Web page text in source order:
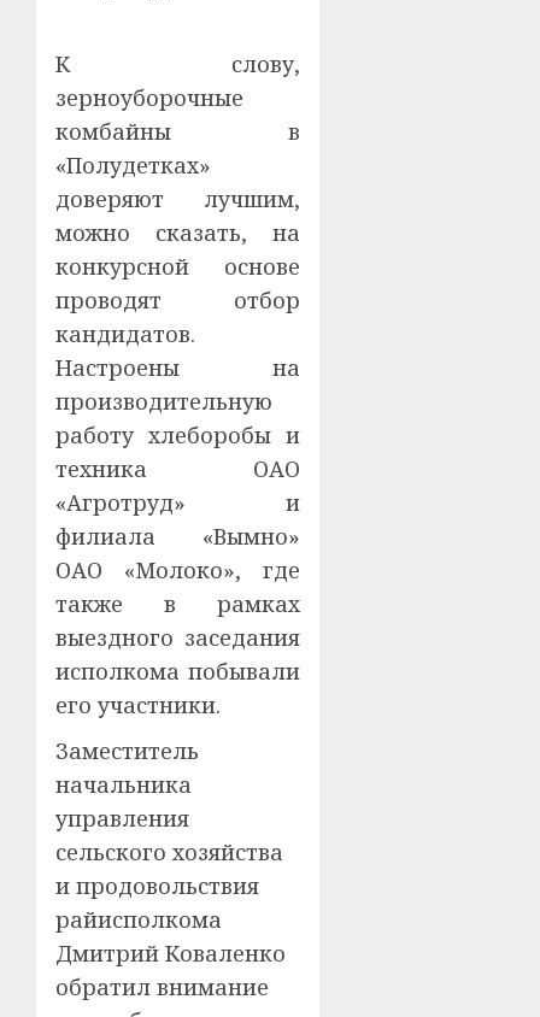
К слову,
зерноуборочные
комбайны в
«Полудетках»
доверяют лучшим,
можно сказать, на
конкурсной основе
проводят отбор
кандидатов.
Настроены на
производительную
работу хлеборобы и
техника ОАО
«Агротруд» и
филиала «Вымно»
ОАО «Молоко», где
также в рамках
выездного заседания
исполкома побывали
его участники.
Заместитель
начальника
управления
сельского хозяйства
и продовольствия
райисполкома
Дмитрий Коваленко
обратил внимание